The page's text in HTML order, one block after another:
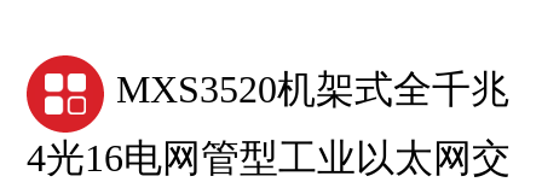
MXS3520机架式全千兆
4光16电网管型工业以太网交